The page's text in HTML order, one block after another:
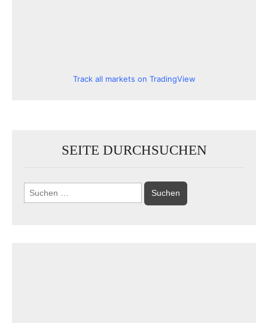
Track all markets on TradingView
SEITE DURCHSUCHEN
Suchen
nach: